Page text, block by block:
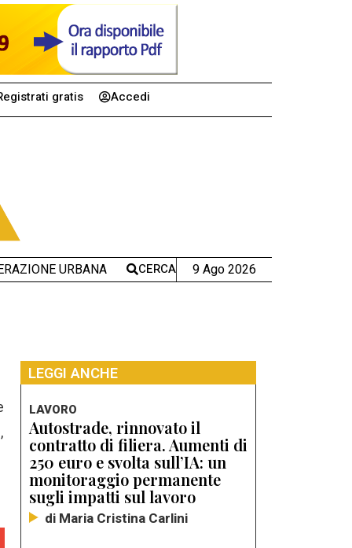
gratis Accedi
URBANA CERCA 9 Ago 2026
LEGGI ANCHE
LAVORO
Autostrade, rinnovato il
contratto di filiera. Aumenti di
250 euro e svolta sull’IA: un
monitoraggio permanente
sugli impatti sul lavoro
di Maria Cristina Carlini